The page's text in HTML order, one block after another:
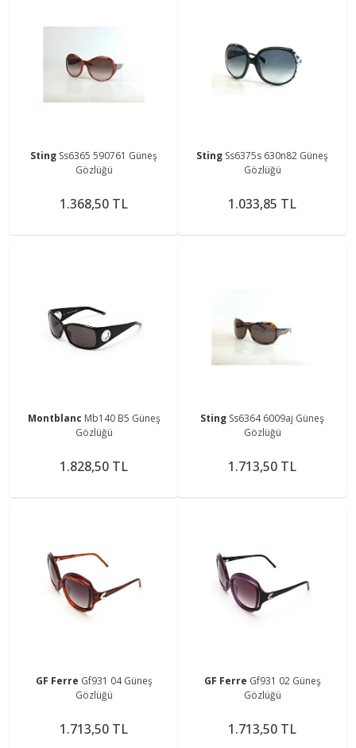
Sting Ss6365 590761 Güneş
Gözlüğü
1.368,50 TL
Sting Ss6375s 630n82 Güneş
Gözlüğü
1.033,85 TL
Montblanc Mb140 B5 Güneş
Gözlüğü
1.828,50 TL
Sting Ss6364 6009aj Güneş
Gözlüğü
1.713,50 TL
GF Ferre Gf931 04 Güneş
Gözlüğü
1.713,50 TL
GF Ferre Gf931 02 Güneş
Gözlüğü
1.713,50 TL